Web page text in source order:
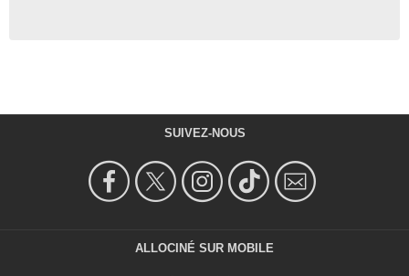
SUIVEZ-NOUS
ALLOCINÉ SUR MOBILE